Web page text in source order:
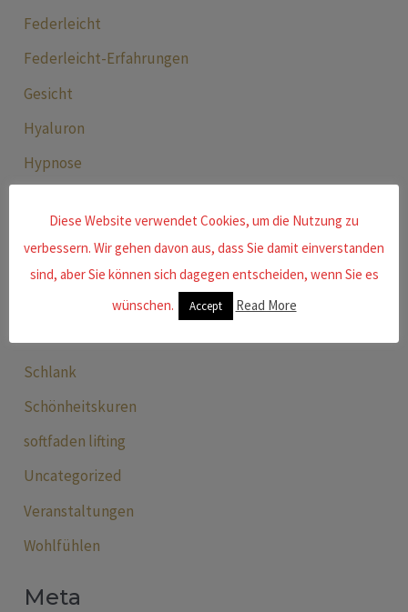
Federleicht
Federleicht-Erfahrungen
Gesicht
Hyaluron
Hypnose
Kosmetik
Männer
Schlank
Schönheitskuren
softfaden lifting
Uncategorized
Veranstaltungen
Wohlfühlen
Meta
Diese Website verwendet Cookies, um die Nutzung zu
verbessern. Wir gehen davon aus, dass Sie damit einverstanden
sind, aber Sie können sich dagegen entscheiden, wenn Sie es
wünschen.
Accept Read More